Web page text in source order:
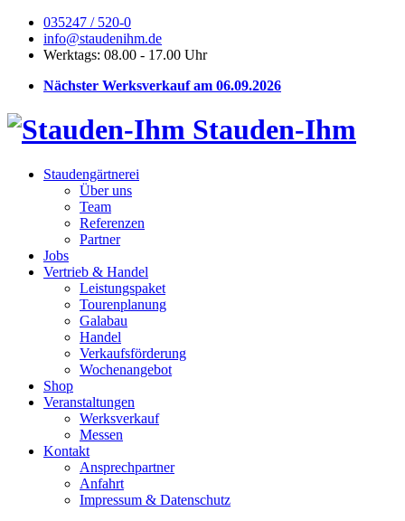
035247 / 520-0
info@staudenihm.de
Werktags: 08.00 - 17.00 Uhr
Nächster Werksverkauf am 06.09.2026
Stauden-Ihm
Staudengärtnerei
Über uns
Team
Referenzen
Partner
Jobs
Vertrieb & Handel
Leistungspaket
Tourenplanung
Galabau
Handel
Verkaufsförderung
Wochenangebot
Shop
Veranstaltungen
Werksverkauf
Messen
Kontakt
Ansprechpartner
Anfahrt
Impressum & Datenschutz